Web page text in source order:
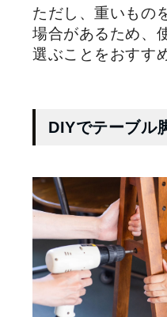
ただし、重いもの
場合があるため、
選ぶことをおすす
DIYでテーブル